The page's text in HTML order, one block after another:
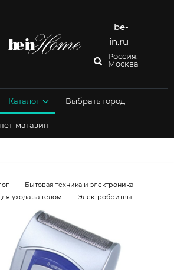
be-
in.ru
Россия,
Москва
Каталог Выбрать город
магазин
Бытовая техника и электроника
ухода за телом
Электробритвы